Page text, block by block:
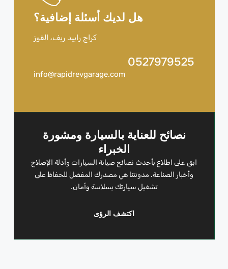
هل لديك أسئلة إضافية؟
كراج رابيد ريف، القوز
0527979525
info@rapidrevgarage.com
نصائح للعناية بالسيارة ومشورة
الخبراء
ابق على اطلاع بأحدث نصائح صيانة السيارات وأدلة الإصلاح
وأخبار الصناعة. مدونتنا هي مصدرك المفضل للحفاظ على
تشغيل سيارتك بسلاسة وأمان.
اكتشف الرؤى